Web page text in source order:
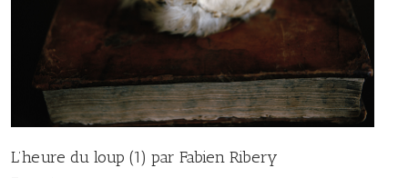
L’heure du loup (1) par Fabien Ribery